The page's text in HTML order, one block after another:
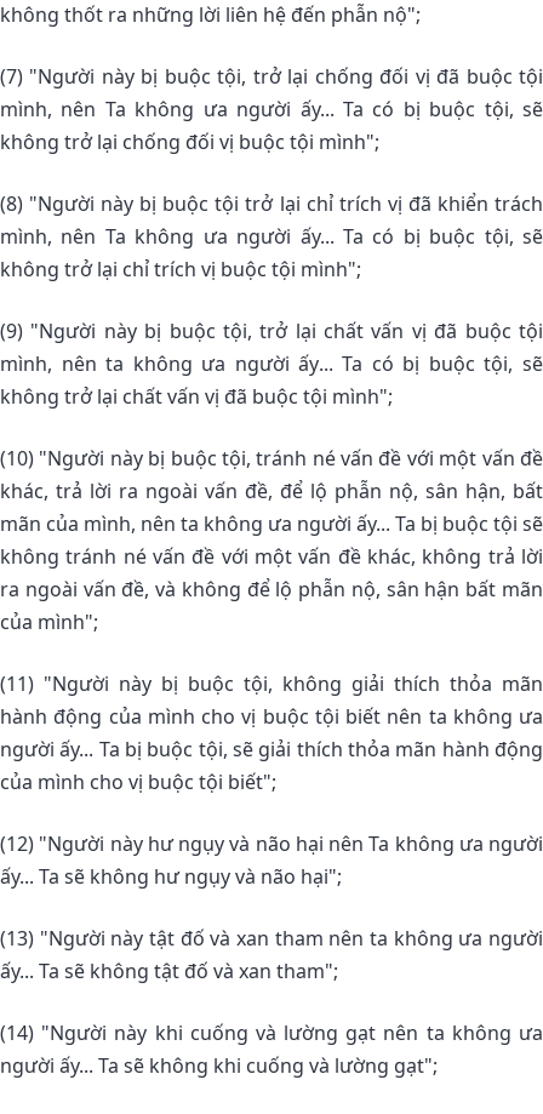
không thốt ra những lời liên hệ đến phẫn nộ";
(7) "Người này bị buộc tội, trở lại chống đối vị đã buộc tội
mình, nên Ta không ưa người ấy... Ta có bị buộc tội, sẽ
không trở lại chống đối vị buộc tội mình";
(8) "Người này bị buộc tội trở lại chỉ trích vị đã khiển trách
mình, nên Ta không ưa người ấy... Ta có bị buộc tội, sẽ
không trở lại chỉ trích vị buộc tội mình";
(9) "Người này bị buộc tội, trở lại chất vấn vị đã buộc tội
mình, nên ta không ưa người ấy... Ta có bị buộc tội, sẽ
không trở lại chất vấn vị đã buộc tội mình";
(10) "Người này bị buộc tội, tránh né vấn đề với một vấn đề
khác, trả lời ra ngoài vấn đề, để lộ phẫn nộ, sân hận, bất
mãn của mình, nên ta không ưa người ấy... Ta bị buộc tội sẽ
không tránh né vấn đề với một vấn đề khác, không trả lời
ra ngoài vấn đề, và không để lộ phẫn nộ, sân hận bất mãn
của mình";
(11) "Người này bị buộc tội, không giải thích thỏa mãn
hành động của mình cho vị buộc tội biết nên ta không ưa
người ấy... Ta bị buộc tội, sẽ giải thích thỏa mãn hành động
của mình cho vị buộc tội biết";
(12) "Người này hư ngụy và não hại nên Ta không ưa người
ấy... Ta sẽ không hư ngụy và não hại";
(13) "Người này tật đố và xan tham nên ta không ưa người
ấy... Ta sẽ không tật đố và xan tham";
(14) "Người này khi cuống và lường gạt nên ta không ưa
người ấy... Ta sẽ không khi cuống và lường gạt";